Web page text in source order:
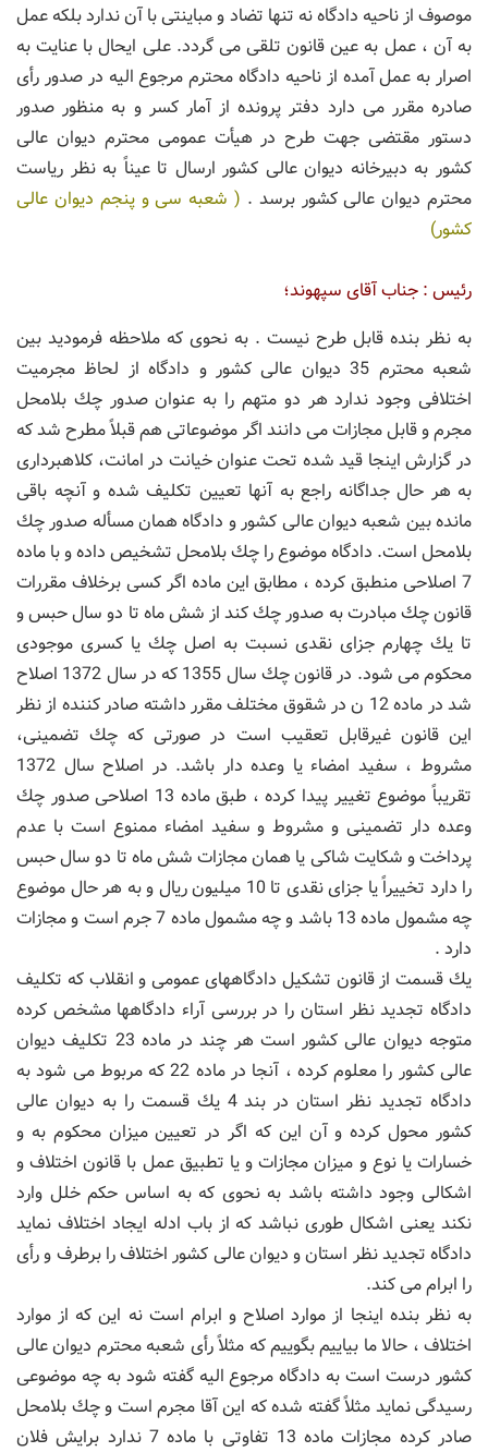
موصوف از ناحیه دادگاه نه تنها تضاد و مباینتی با آن ندارد بلكه عمل
به آن ، عمل به عین قانون تلقی می گردد. علی ایحال با عنایت به
اصرار به عمل آمده از ناحیه دادگاه محترم مرجوع الیه در صدور رأی
صادره مقرر می دارد دفتر پرونده از آمار كسر و به منظور صدور
دستور مقتضی جهت طرح در هیأت عمومی محترم دیوان عالی
كشور به دبیرخانه دیوان عالی كشور ارسال تا عیناً به نظر ریاست
محترم دیوان عالی كشور برسد . ( شعبه سی و پنجم دیوان عالی
كشور)
رئیس : جناب آقای سپهوند؛
به نظر بنده قابل طرح نیست . به نحوی كه ملاحظه فرمودید بین
شعبه محترم 35 دیوان عالی كشور و دادگاه از لحاظ مجرمیت
اختلافی وجود ندارد هر دو متهم را به عنوان صدور چك بلامحل
مجرم و قابل مجازات می دانند اگر موضوعاتی هم قبلاً مطرح شد كه
در گزارش اینجا قید شده تحت عنوان خیانت در امانت، كلاهبرداری
به هر حال جداگانه راجع به آنها تعیین تكلیف شده و آنچه باقی
مانده بین شعبه دیوان عالی كشور و دادگاه همان مسأله صدور چك
بلامحل است. دادگاه موضوع را چك بلامحل تشخیص داده و با ماده
7 اصلاحی منطبق كرده ، مطابق این ماده اگر كسی برخلاف مقررات
قانون چك مبادرت به صدور چك كند از شش ماه تا دو سال حبس و
تا یك چهارم جزای نقدی نسبت به اصل چك یا كسری موجودی
محكوم می شود. در قانون چك سال 1355 كه در سال 1372 اصلاح
شد در ماده 12 ن در شقوق مختلف مقرر داشته صادر كننده از نظر
این قانون غیرقابل تعقیب است در صورتی كه چك تضمینی،
مشروط ، سفید امضاء یا وعده دار باشد. در اصلاح سال 1372
تقریباً موضوع تغییر پیدا كرده ، طبق ماده 13 اصلاحی صدور چك
وعده دار تضمینی و مشروط و سفید امضاء ممنوع است با عدم
پرداخت و شكایت شاكی یا همان مجازات شش ماه تا دو سال حبس
را دارد تخییراً یا جزای نقدی تا 10 میلیون ریال و به هر حال موضوع
چه مشمول ماده 13 باشد و چه مشمول ماده 7 جرم است و مجازات
دارد .
یك قسمت از قانون تشكیل دادگاههای عمومی و انقلاب كه تكلیف
دادگاه تجدید نظر استان را در بررسی آراء دادگاهها مشخص كرده
متوجه دیوان عالی كشور است هر چند در ماده 23 تكلیف دیوان
عالی كشور را معلوم كرده ، آنجا در ماده 22 كه مربوط می شود به
دادگاه تجدید نظر استان در بند 4 یك قسمت را به دیوان عالی
كشور محول كرده و آن این كه اگر در تعیین میزان محكوم به و
خسارات یا نوع و میزان مجازات و یا تطبیق عمل با قانون اختلاف و
اشكالی وجود داشته باشد به نحوی كه به اساس حكم خلل وارد
نكند یعنی اشكال طوری نباشد كه از باب ادله ایجاد اختلاف نماید
دادگاه تجدید نظر استان و دیوان عالی كشور اختلاف را برطرف و رأی
را ابرام می كند.
به نظر بنده اینجا از موارد اصلاح و ابرام است نه این كه از موارد
اختلاف ، حالا ما بیاییم بگوییم كه مثلاً رأی شعبه محترم دیوان عالی
كشور درست است به دادگاه مرجوع الیه گفته شود به چه موضوعی
رسیدگی نماید مثلاً گفته شده كه این آقا مجرم است و چك بلامحل
صادر كرده مجازات ماده 13 تفاوتی با ماده 7 ندارد برایش فلان